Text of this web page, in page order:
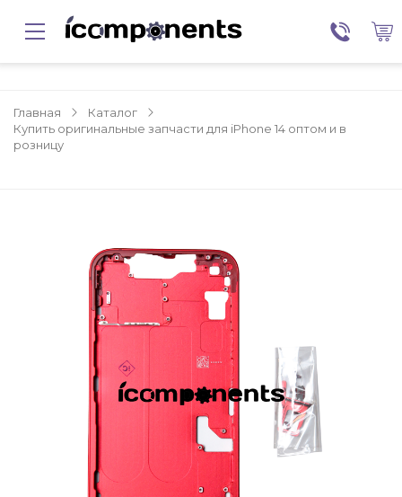
Главная
Каталог
Купить оригинальные запчасти для iPhone 14 оптом и в
розницу